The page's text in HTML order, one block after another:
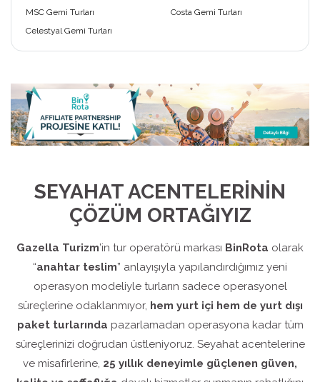
MSC Gemi Turları
Costa Gemi Turları
Celestyal Gemi Turları
SEYAHAT ACENTELERİNİN
ÇÖZÜM ORTAĞIYIZ
Gazella Turizm’in tur operatörü markası BinRota olarak
“anahtar teslim” anlayışıyla yapılandırdığımız yeni
operasyon modeliyle turların sadece operasyonel
süreçlerine odaklanmıyor, hem yurt içi hem de yurt dışı
paket turlarında pazarlamadan operasyona kadar tüm
süreçlerinizi doğrudan üstleniyoruz. Seyahat acentelerine
ve misafirlerine, 25 yıllık deneyimle güçlenen güven,